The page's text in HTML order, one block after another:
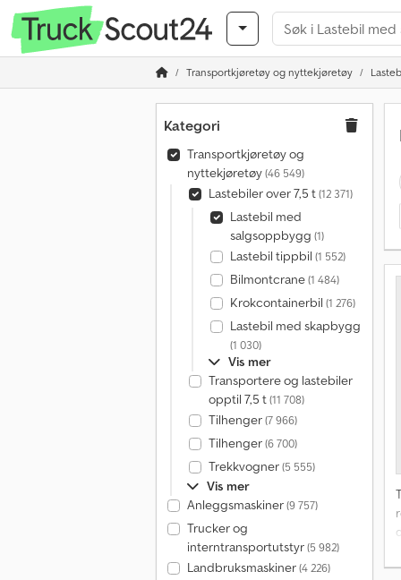
Transportkjøretøy og nyttekjøretøy
Kategori
Transportkjøretøy og
nyttekjøretøy(46 549)
Lastebiler over 7,5 t(12 371)
Lastebil med
salgsoppbygg (1)
Lastebil tippbil (1 552)
Bilmontcrane(1 484)
Krokcontainerbil (1 276)
Lastebil med skapbygg
(1 030)
Vis mer
Transportere og lastebiler
opptil 7,5 t(11 708)
Tilhenger(7 966)
Tilhenger(6 700)
Trekkvogner(5 555)
Vis mer
Anleggsmaskiner(9 757)
Trucker og
interntransportutstyr(5 982)
Landbruksmaskiner(4 226)